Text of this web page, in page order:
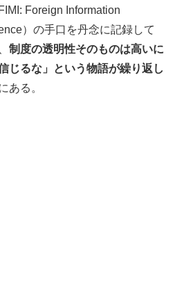
Foreign Information
）の手口を丹念に記録して
制度の透明性そのものは高いに
じるな」という物語が繰り返し
ある。